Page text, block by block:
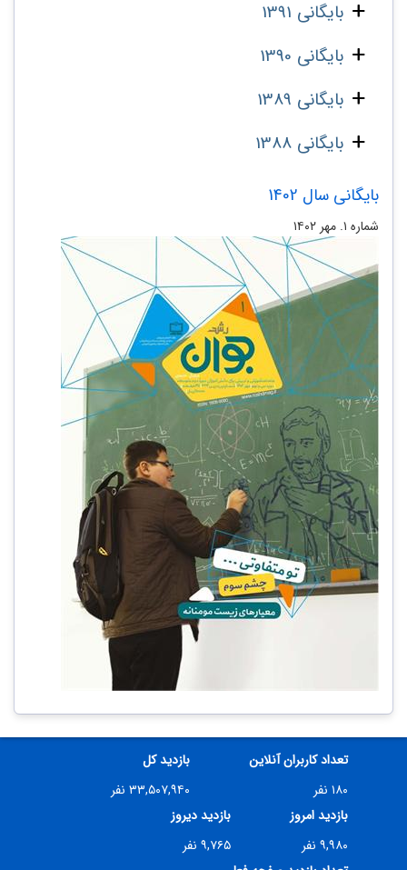
بایگانی 1391
بایگانی 1390
بایگانی 1389
بایگانی 1388
بایگانی سال 1402
شماره ۱. مهر ۱۴۰۲
تعداد کاربران آنلاین
۱۸۰ نفر
بازدید کل
۳۳,۵۰۷,۹۴۰ نفر
بازدید امروز
۹,۹۸۰ نفر
بازدید دیروز
۹,۷۶۵ نفر